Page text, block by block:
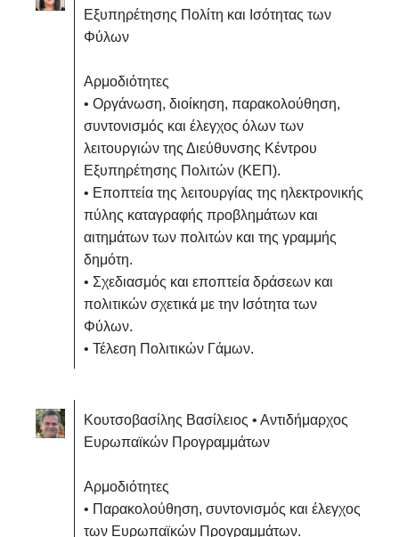
Εξυπηρέτησης Πολίτη και Ισότητας των
Φύλων
Αρμοδιότητες
• Οργάνωση, διοίκηση, παρακολούθηση,
συντονισμός και έλεγχος όλων των
λειτουργιών της Διεύθυνσης Κέντρου
Εξυπηρέτησης Πολιτών (ΚΕΠ).
• Εποπτεία της λειτουργίας της ηλεκτρονικής
πύλης καταγραφής προβλημάτων και
αιτημάτων των πολιτών και της γραμμής
δημότη.
• Σχεδιασμός και εποπτεία δράσεων και
πολιτικών σχετικά με την Ισότητα των
Φύλων.
• Τέλεση Πολιτικών Γάμων.
Κουτσοβασίλης Βασίλειος • Αντιδήμαρχος
Ευρωπαϊκών Προγραμμάτων
Αρμοδιότητες
• Παρακολούθηση, συντονισμός και έλεγχος
των Ευρωπαϊκών Προγραμμάτων.